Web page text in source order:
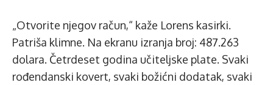
„Otvorite njegov račun,“ kaže Lorens kasirki.
Patriša klimne. Na ekranu izranja broj: 487.263
dolara. Četrdeset godina učiteljske plate. Svaki
rođendanski kovert, svaki božićni dodatak, svaki